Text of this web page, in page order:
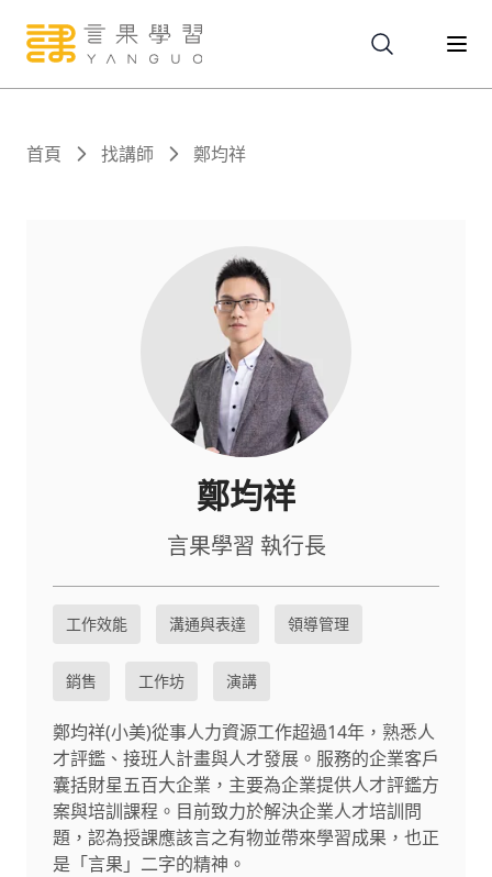
關於
首頁 找講師 鄭均祥
鄭均祥
言果學習 執行長
工作效能 溝通與表達 領導管理
銷售 工作坊 演講
鄭均祥(小美)從事人力資源工作超過14年，熟悉人
才評鑑、接班人計畫與人才發展。服務的企業客戶
囊括財星五百大企業，主要為企業提供人才評鑑方
案與培訓課程。目前致力於解決企業人才培訓問
題，認為授課應該言之有物並帶來學習成果，也正
是「言果」二字的精神。